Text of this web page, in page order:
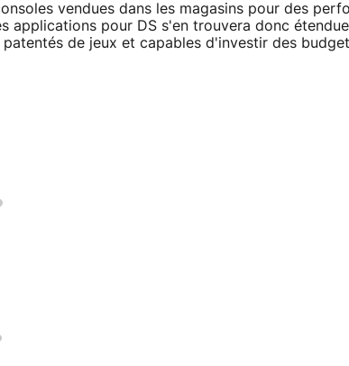
vendues dans les magasins pour des
applications pour DS s'en trouvera donc
de jeux et capables d'investir des